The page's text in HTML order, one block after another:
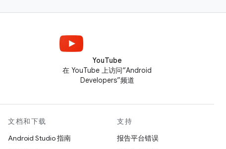
YouTube
在 YouTube 上访问“Android
Developers”频道
文档和下载
Android Studio 指南
支持
报告平台错误